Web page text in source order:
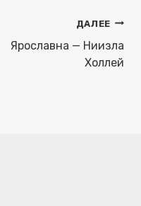
ДАЛЕЕ
Ярославна — Ниизла
Холлей